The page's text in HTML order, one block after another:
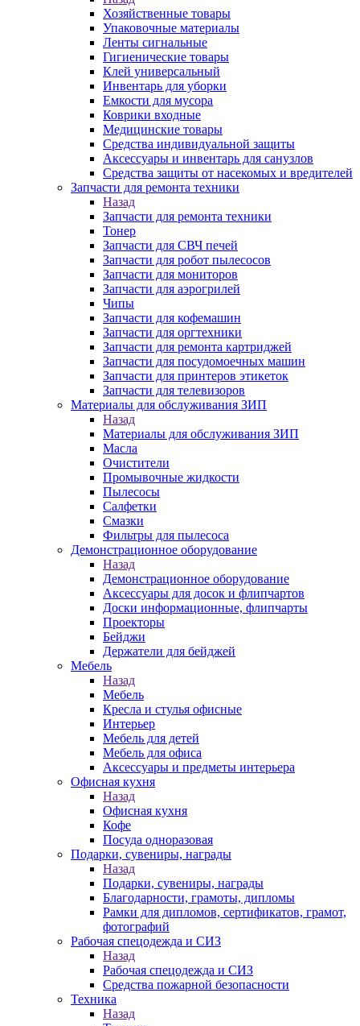
Хозяйственные товары
Упаковочные материалы
Ленты сигнальные
Гигиенические товары
Клей универсальный
Инвентарь для уборки
Емкости для мусора
Коврики входные
Медицинские товары
Средства индивидуальной защиты
Аксессуары и инвентарь для санузлов
Средства защиты от насекомых и вредителей
Запчасти для ремонта техники
Назад
Запчасти для ремонта техники
Тонер
Запчасти для СВЧ печей
Запчасти для робот пылесосов
Запчасти для мониторов
Запчасти для аэрогрилей
Чипы
Запчасти для кофемашин
Запчасти для оргтехники
Запчасти для ремонта картриджей
Запчасти для посудомоечных машин
Запчасти для принтеров этикеток
Запчасти для телевизоров
Материалы для обслуживания ЗИП
Назад
Материалы для обслуживания ЗИП
Масла
Очистители
Промывочные жидкости
Пылесосы
Салфетки
Смазки
Фильтры для пылесоса
Демонстрационное оборудование
Назад
Демонстрационное оборудование
Аксессуары для досок и флипчартов
Доски информационные, флипчарты
Проекторы
Бейджи
Держатели для бейджей
Мебель
Назад
Мебель
Кресла и стулья офисные
Интерьер
Мебель для детей
Мебель для офиса
Аксессуары и предметы интерьера
Офисная кухня
Назад
Офисная кухня
Кофе
Посуда одноразовая
Подарки, сувениры, награды
Назад
Подарки, сувениры, награды
Благодарности, грамоты, дипломы
Рамки для дипломов, сертификатов, грамот,
фотографий
Рабочая спецодежда и СИЗ
Назад
Рабочая спецодежда и СИЗ
Средства пожарной безопасности
Техника
Назад